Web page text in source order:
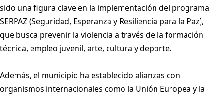
sido una figura clave en la implementación del programa
SERPAZ (Seguridad, Esperanza y Resiliencia para la Paz),
que busca prevenir la violencia a través de la formación
técnica, empleo juvenil, arte, cultura y deporte.
Además, el municipio ha establecido alianzas con
organismos internacionales como la Unión Europea y la